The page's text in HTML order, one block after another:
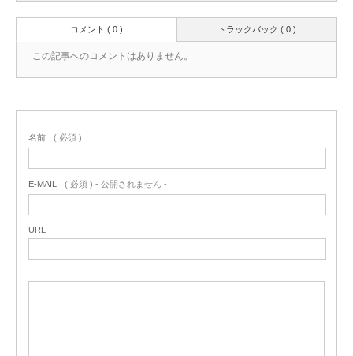
トラックバック ( 0 )
コメント ( 0 )
この記事へのコメントはありません。
名前 ( 必須 )
E-MAIL ( 必須 ) - 公開されません -
URL